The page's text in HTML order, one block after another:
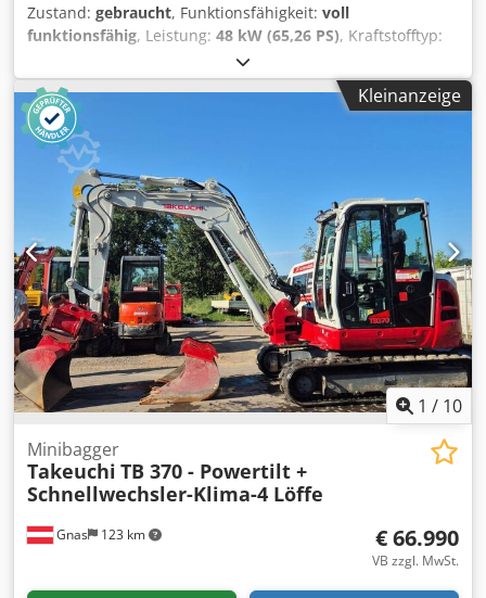
Zustand: gebraucht, Funktionsfähigkeit: voll
funktionsfähig, Leistung: 48 kW (65,26 PS), Kraftstofftyp:
7.475 kg, Baujahr:
Betriebsstunden:8.809 h, Antriebsart:Diesel, Minibagger
Zustand Technisch: gut Beschreibung: Bagger -
Kettenbagger - Raupenbagger - Minibagger TAKEUCHI TB
175 - - Baujahr 2010 - - 8809 Betriebsstunden - -
hydraulischer Schnellwechsler - - -MARTIN-POWERTILT - -
KLIMAANLAGE - - 2 Stk. Grabenlöffel 40 + 60 cm - - 1 Stk.
Böschungslöffel 150 cm - - - 4-Zylinder YANMAR-
Dieselmotor 48,2 kW - - - Gummiketten ca. 50% - -
DIESELBETANKUNGSPUMPE - - 3. + 4. Steuerkreis - - 12
Volt-Anlage - - - guter Originalzustand Schnellwechsler,
Löffel, 3. Ventil, 4. Ventil, Arbeitsscheinwerfer hinten,
Arbeitsscheinwerfer vorn, Heizung, Vollkabine,
Klimaanlage, Dksdpfozqxipox Ah Tor
Kleinanzeige
1 / 10
Gnas 123 km
Minibagger
Takeuchi TB 370 - Powertilt +
Schnellwechsler-Klima-4 Löffe
€ 66.990
VB zzgl. MwSt.